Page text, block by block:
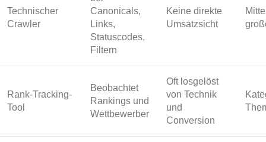
Technischer
Crawler
Canonicals,
Links,
Statuscodes,
Filtern
Keine direkte
Umsatzsicht
Rank-Tracking-
Tool
Beobachtet
Rankings und
Wettbewerber
Oft losgelöst
von Technik
und
Conversion